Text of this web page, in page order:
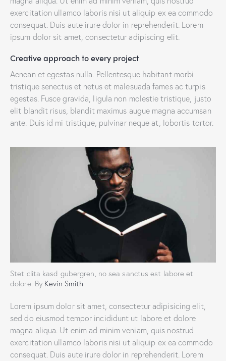
exercitation ullamco laboris nisi ut aliquip ex ea commodo
consequat. Duis aute irure dolor in reprehenderit. Lorem
ipsum dolor sit amet, consectetur adipiscing elit.
Creative approach to every project
Aenean et egestas nulla. Pellentesque habitant morbi
tristique senectus et netus et malesuada fames ac turpis
egestas. Fusce gravida, ligula non molestie tristique, justo
elit blandit risus, blandit maximus augue magna accumsan
ante. Duis id mi tristique, pulvinar neque at, lobortis tortor.
Stet clita kasd gubergren, no sea sanctus est labore et
dolore. By Kevin Smith
Lorem ipsum dolor sit amet, consectetur adipisicing elit,
sed do eiusmod tempor incididunt ut labore et dolore
magna aliqua. Ut enim ad minim veniam, quis nostrud
exercitation ullamco laboris nisi ut aliquip ex ea commodo
consequat. Duis aute irure dolor in reprehenderit. Lorem